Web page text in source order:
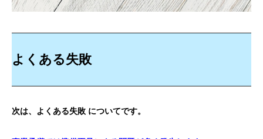
よくある失敗
次は、よくある失敗 についてです。